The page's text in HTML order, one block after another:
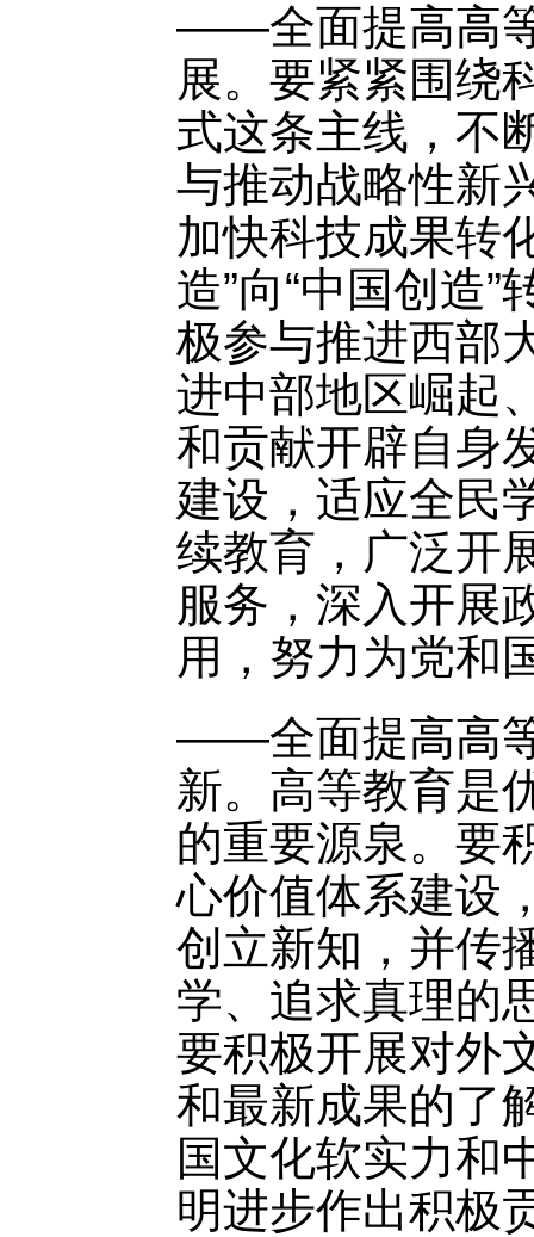
——全面提高高
展。要紧紧围绕
式这条主线，不
与推动战略性新
加快科技成果转
造”向“中国创造
极参与推进西部
进中部地区崛起
和贡献开辟自身
建设，适应全民
续教育，广泛开
服务，深入开展
用，努力为党和
——全面提高高
新。高等教育是
的重要源泉。要
心价值体系建设
创立新知，并传
学、追求真理的
要积极开展对外
和最新成果的了
国文化软实力和
明进步作出积极